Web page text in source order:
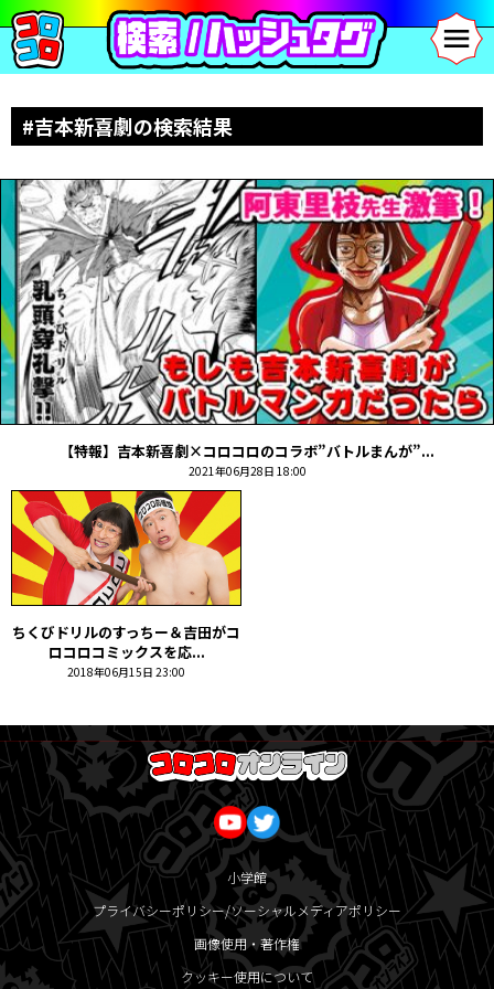
#吉本新喜劇の検索結果
【特報】吉本新喜劇×コロコロのコラボ”バトルまんが”...
2021年06月28日 18:00
ちくびドリルのすっちー＆吉田がコ
ロコロコミックスを応...
2018年06月15日 23:00
小学館
プライバシーポリシー/ソーシャルメディアポリシー
画像使用・著作権
クッキー使用について